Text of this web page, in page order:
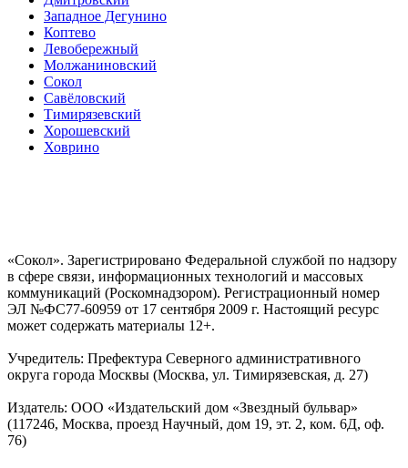
Западное Дегунино
Коптево
Левобережный
Молжаниновский
Сокол
Савёловский
Тимирязевский
Хорошевский
Ховрино
«Сокол». Зарегистрировано Федеральной службой по надзору
в сфере связи, информационных технологий и массовых
коммуникаций (Роскомнадзором). Регистрационный номер
ЭЛ №ФС77-60959 от 17 сентября 2009 г. Настоящий ресурс
может содержать материалы 12+.
Учредитель: Префектура Северного административного
округа города Москвы (Москва, ул. Тимирязевская, д. 27)
Издатель: ООО «Издательский дом «Звездный бульвар»
(117246, Москва, проезд Научный, дом 19, эт. 2, ком. 6Д, оф.
76)